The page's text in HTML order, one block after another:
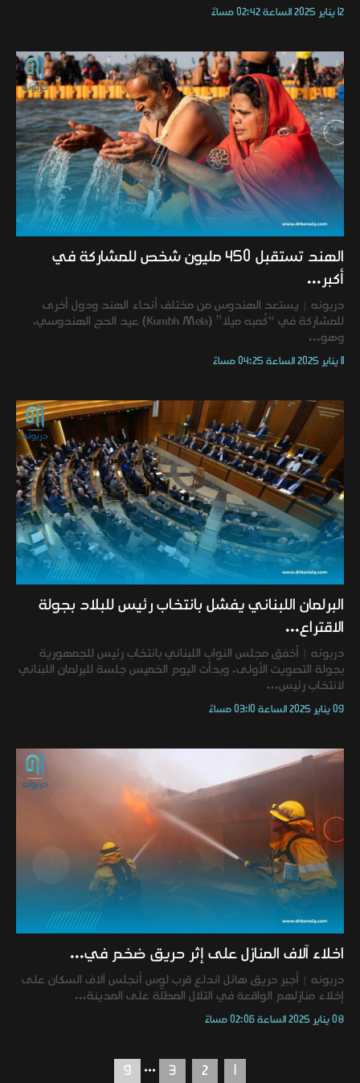
12 يناير 2025 الساعة 02:42 مساءً
الهند تستقبل 450 مليون شخص للمشاركة في
أكبر...
دربونه | يستعد الهندوس من مختلف أنحاء الهند ودول أخرى
للمشاركة في “كُمبه ميلا” (Kumbh Mela) عيد الحج الهندوسي،
وهو...
11 يناير 2025 الساعة 04:25 مساءً
البرلمان اللبناني يفشل بانتخاب رئيس للبلاد بجولة
الاقتراع...
دربونه | أخفق مجلس النواب اللبناني بانتخاب رئيس للجمهورية
بجولة التصويت الأولى. وبدأت اليوم الخميس جلسة للبرلمان اللبناني
لانتخاب رئيس...
09 يناير 2025 الساعة 03:10 مساءً
اخلاء آلاف المنازل على إثر حريق ضخم في...
دربونه | أجبر حريق هائل اندلع قرب لوس أنجلس آلاف السكان على
إخلاء منازلهم الواقعة في التلال المطلّة على المدينة...
08 يناير 2025 الساعة 02:06 مساءً
1
2
3
...
9